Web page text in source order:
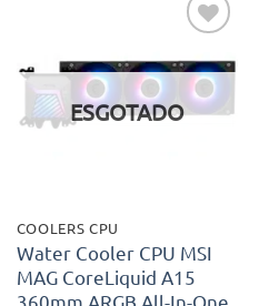
aos meus
desejos
ESGOTADO
COOLERS CPU
Water Cooler CPU MSI
MAG CoreLiquid A15
360mm ARGB All-In-One